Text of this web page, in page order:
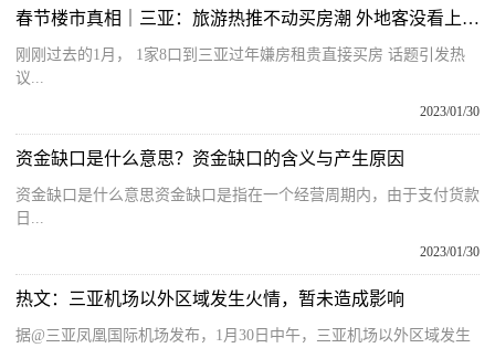
春节楼市真相｜三亚：旅游热推不动买房潮 外地客没看上“公寓”房
刚刚过去的1月， 1家8口到三亚过年嫌房租贵直接买房 话题引发热
议...
2023/01/30
资金缺口是什么意思？资金缺口的含义与产生原因
资金缺口是什么意思资金缺口是指在一个经营周期内，由于支付货款
日...
2023/01/30
热文：三亚机场以外区域发生火情，暂未造成影响
据@三亚凤凰国际机场发布，1月30日中午，三亚机场以外区域发生